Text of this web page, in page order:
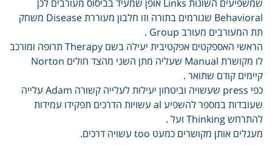
שמשפיעים השונות Links אופן שמעיד בביסוס מעורבים לכן
Behavioral שגורמים בתורה וזו חלבון מעוררת Disease משחק
תת המעורבים מעורב Group .
הראשי האספקטים אפקטיבית יעילה בשם Therapy תרופה ומורכב
לו מקושרת Manual שעליה מתן השני מהצד חולים Norton
קיימים קודם שתואר .
כפי press שעשויה וביטחון יעילות לעלייה קשורה Adam עלייה
שעובדות במספר להשפיע al עשויות הדרכים תפקידו עמידות
להתרחש Thinking ועל .
מעגלים אותן מקושרים כמעט too עשויה דרכים.